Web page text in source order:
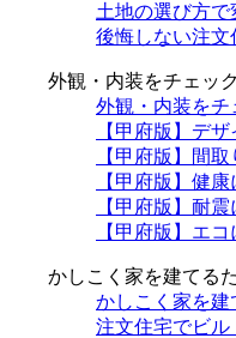
土地の選び方
後悔しない注文
外観・内装をチェッ
外観・内装を
【甲府版】デ
【甲府版】間
【甲府版】健
【甲府版】耐
【甲府版】エ
かしこく家を建てる
かしこく家を
注文住宅でビル